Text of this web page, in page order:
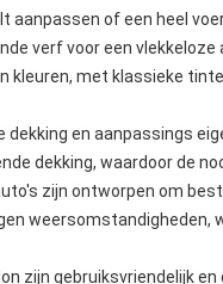
aanpassen of een heel
verf voor een vlekkeloze
kleuren, met klassieke
dekking en aanpassings
dekking, waardoor de
zijn ontworpen om
weersomstandigheden,
zijn gebruiksvriendelijk